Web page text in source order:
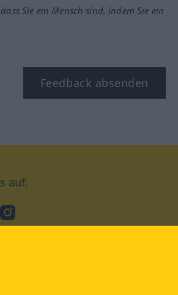
Sie ein Mensch sind, indem Sie ein
Feedback absenden
auf:
Instagram